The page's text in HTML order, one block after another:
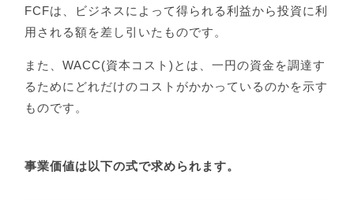
FCFは、ビジネスによって得られる利益から投資に利
用される額を差し引いたものです。
また、WACC(資本コスト)とは、一円の資金を調達す
るためにどれだけのコストがかかっているのかを示す
ものです。
事業価値は以下の式で求められます。